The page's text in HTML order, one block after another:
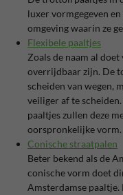
luxer vormgegeven
omgeving waarin ze
Flexibele paaltjes
Zoals de naam al
overrijdbaar zijn. De
scheiden van wegen,
veiliger af te
paaltjes zullen deze
oorspronkelijke vorm.
Conische straatpalen
Beter bekend als de
conische vorm doet
Amsterdamse paaltje.